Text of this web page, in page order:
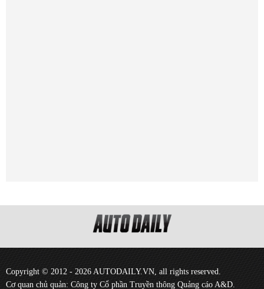
Copyright © 2012 - 2026 AUTODAILY.VN, all rights reserved.
Cơ quan chủ quản: Công ty Cổ phần Truyền thông Quảng cáo A&D.